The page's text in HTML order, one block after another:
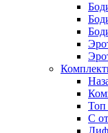
Топ
С
Лиф